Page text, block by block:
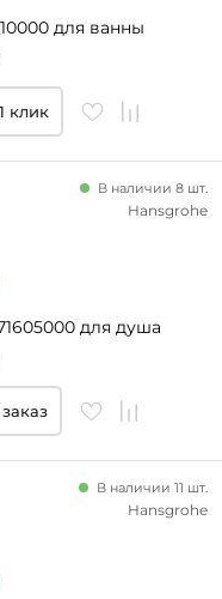
для ванны
клик
для душа
В наличии 8 шт.
Hansgrohe
В наличии 11 шт.
Hansgrohe